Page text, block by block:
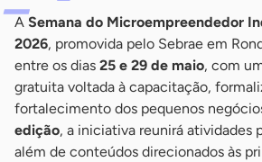
A Semana do Microempreendedor
2026, promovida pelo Sebrae em
entre os dias 25 e 29 de maio, com
gratuita voltada à capacitação,
fortalecimento dos pequenos
edição, a iniciativa reunirá atividades
além de conteúdos direcionados às